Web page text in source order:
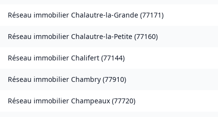
Réseau immobilier Chalautre-la-Grande (77171)
Réseau immobilier Chalautre-la-Petite (77160)
Réseau immobilier Chalifert (77144)
Réseau immobilier Chambry (77910)
Réseau immobilier Champeaux (77720)